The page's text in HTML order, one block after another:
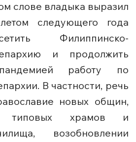
слове владыка выразил
следующего года
Филиппинско-
и продолжить
работу по
В частности, речь
новых общин,
типовых храмов и
возобновлении